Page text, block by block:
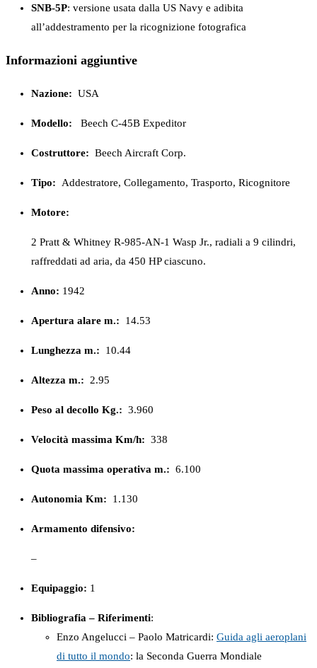
SNB-5P: versione usata dalla US Navy e adibita
all’addestramento per la ricognizione fotografica
Informazioni aggiuntive
Nazione: USA
Modello: Beech C-45B Expeditor
Costruttore: Beech Aircraft Corp.
Tipo: Addestratore, Collegamento, Trasporto, Ricognitore
Motore:
2 Pratt & Whitney R-985-AN-1 Wasp Jr., radiali a 9 cilindri,
raffreddati ad aria, da 450 HP ciascuno.
Anno: 1942
Apertura alare m.: 14.53
Lunghezza m.: 10.44
Altezza m.: 2.95
Peso al decollo Kg.: 3.960
Velocità massima Km/h: 338
Quota massima operativa m.: 6.100
Autonomia Km: 1.130
Armamento difensivo:
–
Equipaggio: 1
Bibliografia – Riferimenti:
Enzo Angelucci – Paolo Matricardi: Guida agli aeroplani
di tutto il mondo: la Seconda Guerra Mondiale